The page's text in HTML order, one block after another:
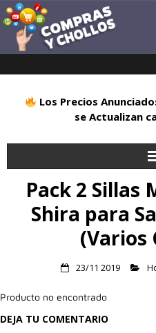
Los Precios
se Actualizan
Inicio
Alimentación
Hogar
Pack 2 Sillas
Shira para
(Varios
23/11 2019
Producto no encontrado
DEJA TU COMENTARIO